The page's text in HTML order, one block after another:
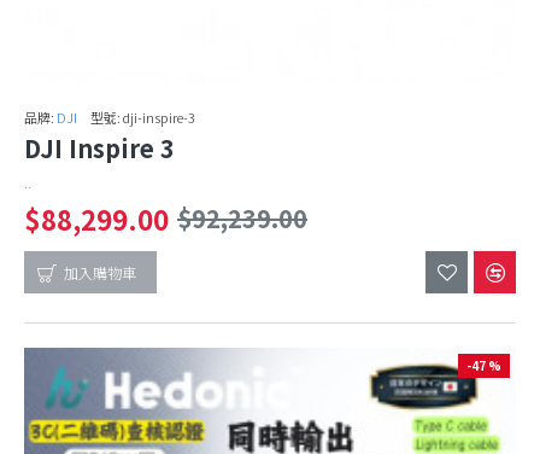
品牌: DJI 型號:dji-inspire-3
DJI Inspire 3
..
$88,299.00 $92,239.00
加入購物車
-47 %